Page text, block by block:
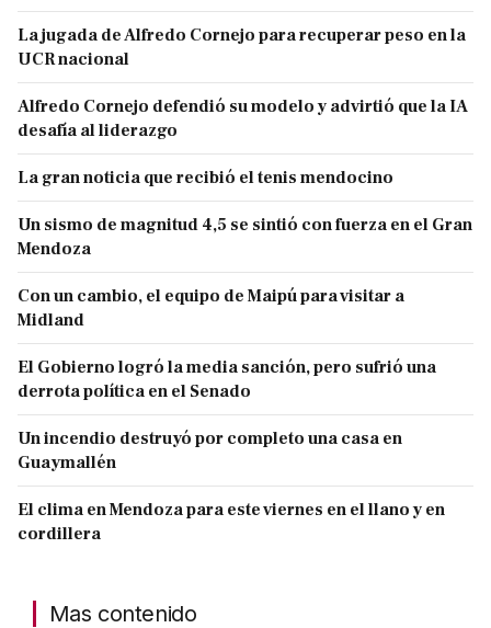
La jugada de Alfredo Cornejo para recuperar peso en la
UCR nacional
Alfredo Cornejo defendió su modelo y advirtió que la IA
desafía al liderazgo
La gran noticia que recibió el tenis mendocino
Un sismo de magnitud 4,5 se sintió con fuerza en el Gran
Mendoza
Con un cambio, el equipo de Maipú para visitar a
Midland
El Gobierno logró la media sanción, pero sufrió una
derrota política en el Senado
Un incendio destruyó por completo una casa en
Guaymallén
El clima en Mendoza para este viernes en el llano y en
cordillera
Mas contenido